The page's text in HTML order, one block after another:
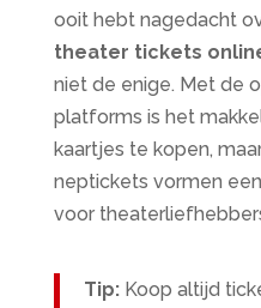
ooit hebt nagedacht
theater tickets
niet de enige. Met de
platforms is het
kaartjes te kopen,
neptickets vormen
voor
Tip:Koop altijd